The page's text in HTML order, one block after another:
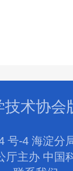
技术协会
号-4 海淀分
厅主办 中国